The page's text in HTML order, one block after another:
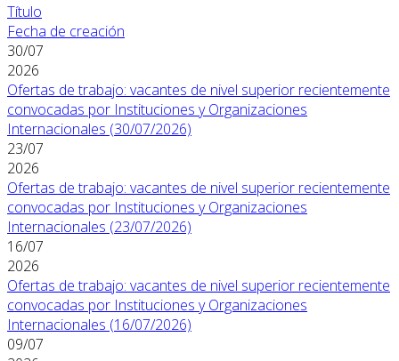
Título
Fecha de creación
30/07
2026
Ofertas de trabajo: vacantes de nivel superior recientemente
convocadas por Instituciones y Organizaciones
Internacionales (30/07/2026)
23/07
2026
Ofertas de trabajo: vacantes de nivel superior recientemente
convocadas por Instituciones y Organizaciones
Internacionales (23/07/2026)
16/07
2026
Ofertas de trabajo: vacantes de nivel superior recientemente
convocadas por Instituciones y Organizaciones
Internacionales (16/07/2026)
09/07